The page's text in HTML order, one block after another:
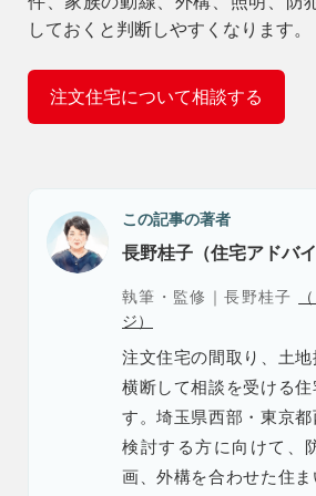
しておくと判断しやすくなります。
注文住宅について相談する
この記事の著者
長野桂子（住宅アドバイ
執筆・監修｜長野桂子
ジ）
注文住宅の間取り、土
横断して相談を受ける
す。埼玉県西部・東京
検討する方に向けて、
画、外構を合わせた住